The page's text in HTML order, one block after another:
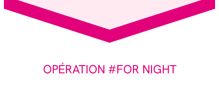
OPÉRATION #FOR NIGHT